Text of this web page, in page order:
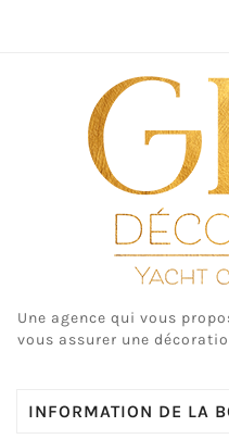
Une agence qui vous
vous assurer une
INFORMATION DE LA